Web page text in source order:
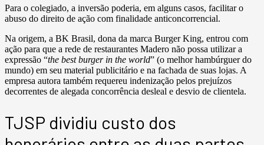
Para o colegiado, a inversão poderia, em alguns casos, facilitar o
abuso do direito de ação com finalidade anticoncorrencial.
Na origem, a BK Brasil, dona da marca Burger King, entrou com
ação para que a rede de restaurantes Madero não possa utilizar a
expressão “the best burger in the world” (o melhor hambúrguer do
mundo) em seu material publicitário e na fachada de suas lojas. A
empresa autora também requereu indenização pelos prejuízos
decorrentes de alegada concorrência desleal e desvio de clientela.
TJSP dividiu custo dos